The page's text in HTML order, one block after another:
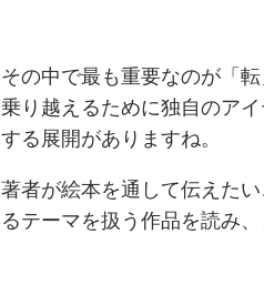
その中で最も重要なのが「
乗り越えるために独自のア
する展開がありますね。
著者が絵本を通して伝えた
るテーマを扱う作品を読み